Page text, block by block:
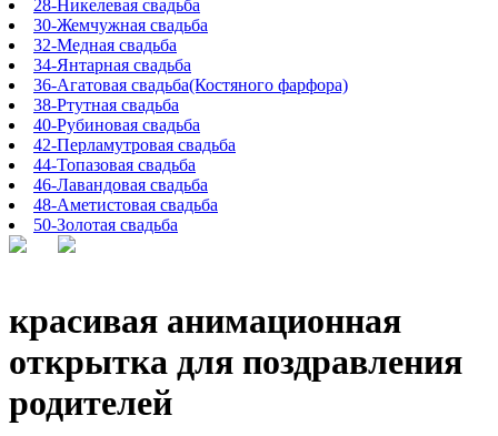
28-Никелевая свадьба
30-Жемчужная свадьба
32-Медная свадьба
34-Янтарная свадьба
36-Агатовая свадьба(Костяного фарфора)
38-Ртутная свадьба
40-Рубиновая свадьба
42-Перламутровая свадьба
44-Топазовая свадьба
46-Лавандовая свадьба
48-Аметистовая свадьба
50-Золотая свадьба
красивая анимационная
открытка для поздравления
родителей